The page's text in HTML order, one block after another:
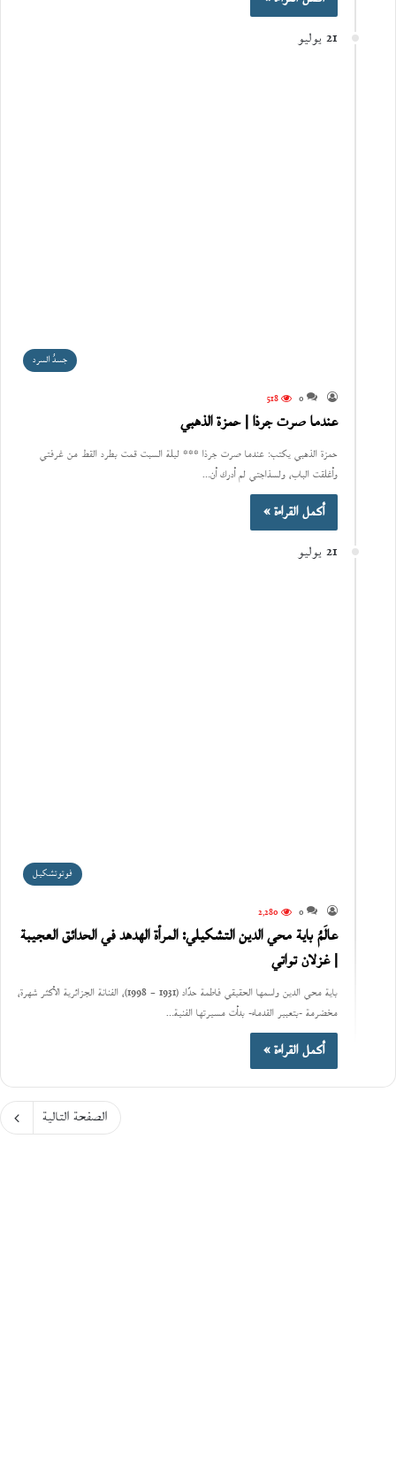
21 يوليو
جسدُ السرد
0
518
عندما صرت جرذا | حمزة الذهبي
حمزة الذهبي يكتب: عندما صرت جرذا *** ليلة السبت قمت بطرد القط من غرفتي
وأغلقت الباب، ولسذاجتي لم أدرك أن…
أكمل القراءة »
21 يوليو
فوتوتشكيل
0 2٬280
عالَمُ باية محي الدين التشكيلي: المرأة الهدهد في الحدائق العجيبة
| غزلان تواتي
باية محي الدين واسمها الحقيقي فاطمة حدّاد (1931 – 1998)، الفنانة الجزائرية الأكثر شهرة،
مخضرمة -بتعبير القدماء- بدأت مسيرتها الفنية…
أكمل القراءة »
الصفحة التالية